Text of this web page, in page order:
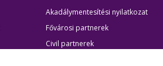
Akadálymentesítési nyilatkozat
Fővárosi partnerek
Civil partnerek